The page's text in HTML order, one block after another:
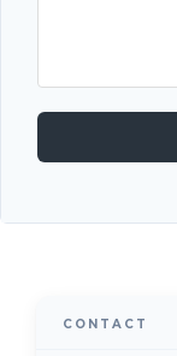
CONTACT